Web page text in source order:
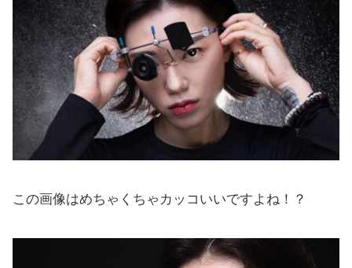
この画像はめちゃくちゃカッコいいですよね！？